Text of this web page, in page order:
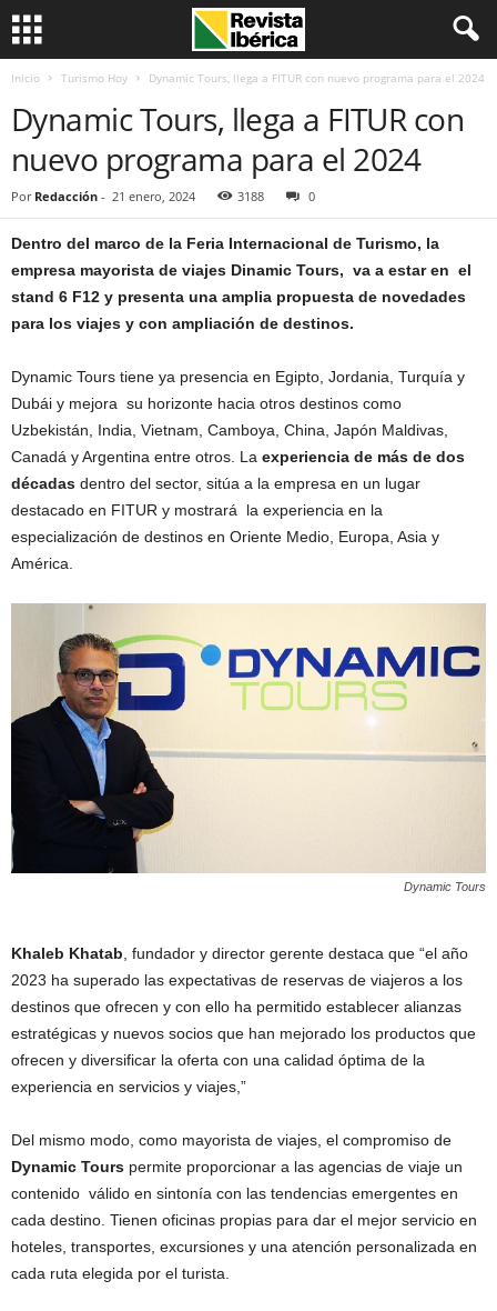
Inicio Turismo Hoy Dynamic Tours, llega a FITUR con nuevo programa para el 2024
Dynamic Tours, llega a FITUR con
nuevo programa para el 2024
Por Redacción - 21 enero, 2024 3188 0
Dentro del marco de la Feria Internacional de Turismo, la
empresa mayorista de viajes Dinamic Tours, va a estar en el
stand 6 F12 y presenta una amplia propuesta de novedades
para los viajes y con ampliación de destinos.
Dynamic Tours tiene ya presencia en Egipto, Jordania, Turquía y
Dubái y mejora su horizonte hacia otros destinos como
Uzbekistán, India, Vietnam, Camboya, China, Japón Maldivas,
Canadá y Argentina entre otros. La experiencia de más de dos
décadas dentro del sector, sitúa a la empresa en un lugar
destacado en FITUR y mostrará la experiencia en la
especialización de destinos en Oriente Medio, Europa, Asia y
América.
Dynamic Tours
Khaleb Khatab , fundador y director gerente destaca que “el año
2023 ha superado las expectativas de reservas de viajeros a los
destinos que ofrecen y con ello ha permitido establecer alianzas
estratégicas y nuevos socios que han mejorado los productos que
ofrecen y diversificar la oferta con una calidad óptima de la
experiencia en servicios y viajes,”
Del mismo modo, como mayorista de viajes, el compromiso de
Dynamic Tours permite proporcionar a las agencias de viaje un
contenido válido en sintonía con las tendencias emergentes en
cada destino. Tienen oficinas propias para dar el mejor servicio en
hoteles, transportes, excursiones y una atención personalizada en
cada ruta elegida por el turista.